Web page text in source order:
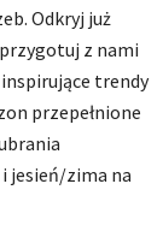
Odkryj już
z nami
trendy
przepełnione
jesień/zima na